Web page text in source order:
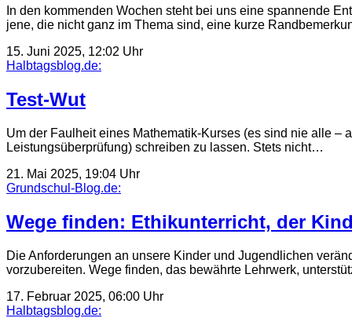
In den kommenden Wochen steht bei uns eine spannende
jene, die nicht ganz im Thema sind, eine kurze
15. Juni 2025, 12:02 Uhr
Halbtagsblog.de:
Test-Wut
Um der Faulheit eines Mathematik-Kurses (es sind nie alle –
Leistungsüberprüfung) schreiben zu lassen. Stets nicht…
21. Mai 2025, 19:04 Uhr
Grundschul-Blog.de:
Wege finden: Ethikunterricht, der
Die Anforderungen an unsere Kinder und Jugendlichen
vorzubereiten. Wege finden, das bewährte Lehrwerk,
17. Februar 2025, 06:00 Uhr
Halbtagsblog.de: